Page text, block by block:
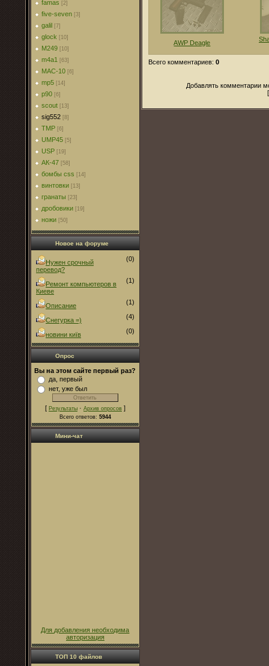
famas [2]
five-seven [3]
galil [7]
glock [10]
M249 [10]
m4a1 [63]
MAC-10 [6]
mp5 [14]
p90 [6]
scout [13]
sig552 [8]
TMP [6]
UMP45 [5]
USP [19]
АК-47 [58]
бомбы css [14]
винтовки [13]
гранаты [23]
дробовики [19]
ножи [50]
Новое на форуме
Нужен срочный
перевод?
(0)
Ремонт компьютеров в
Киеве
(1)
Описание (1)
Снегурка =) (4)
новини київ (0)
Опрос
Вы на этом сайте первый раз?
да, первый
нет, уже был
[ Результаты · Архив опросов ]
Всего ответов: 5944
Мини-чат
Для добавления необходима
авторизация
ТОП 10 файлов
AWP Deagle
Всего комментариев: 0
Добавлять комментарии